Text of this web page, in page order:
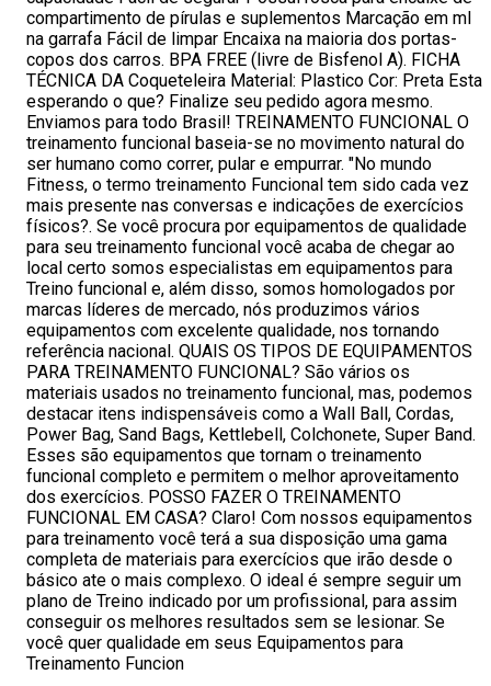
compartimento de pírulas e suplementos Marcação em ml
na garrafa Fácil de limpar Encaixa na maioria dos portas-
copos dos carros. BPA FREE (livre de Bisfenol A). FICHA
TÉCNICA DA Coqueteleira Material: Plastico Cor: Preta Esta
esperando o que? Finalize seu pedido agora mesmo.
Enviamos para todo Brasil! TREINAMENTO FUNCIONAL O
treinamento funcional baseia-se no movimento natural do
ser humano como correr, pular e empurrar. "No mundo
Fitness, o termo treinamento Funcional tem sido cada vez
mais presente nas conversas e indicações de exercícios
físicos?. Se você procura por equipamentos de qualidade
para seu treinamento funcional você acaba de chegar ao
local certo somos especialistas em equipamentos para
Treino funcional e, além disso, somos homologados por
marcas líderes de mercado, nós produzimos vários
equipamentos com excelente qualidade, nos tornando
referência nacional. QUAIS OS TIPOS DE EQUIPAMENTOS
PARA TREINAMENTO FUNCIONAL? São vários os
materiais usados no treinamento funcional, mas, podemos
destacar itens indispensáveis como a Wall Ball, Cordas,
Power Bag, Sand Bags, Kettlebell, Colchonete, Super Band.
Esses são equipamentos que tornam o treinamento
funcional completo e permitem o melhor aproveitamento
dos exercícios. POSSO FAZER O TREINAMENTO
FUNCIONAL EM CASA? Claro! Com nossos equipamentos
para treinamento você terá a sua disposição uma gama
completa de materiais para exercícios que irão desde o
básico ate o mais complexo. O ideal é sempre seguir um
plano de Treino indicado por um profissional, para assim
conseguir os melhores resultados sem se lesionar. Se
você quer qualidade em seus Equipamentos para
Treinamento Funcion